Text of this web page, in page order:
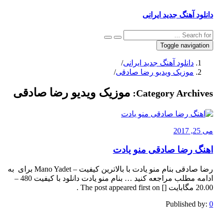
دانلود آهنگ جدید ایرانی
Toggle navigation
دانلود آهنگ جدید ایرانی/
موزیک ویدیو رضا صادقی/
Category Archives: موزیک ویدیو رضا صادقی
می 25, 2017
اهنگ رضا صادقی منو یادت
رضا صادقی بنام منو یادت با بالاترین کیفیت – Mano Yadet برای به
ادامه مطلب مراجعه کنید … بنام منو یادت دانلود با کیفیت 480 –
20.00 مگابایت [] The post appeared first on .
Published by: 0